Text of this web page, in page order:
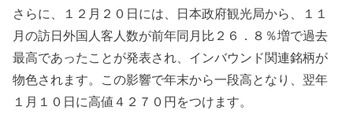
さらに、１２月２０日には、日本政府観光局から、１１
月の訪日外国人客人数が前年同月比２６．８％増で過去
最高であったことが発表され、インバウンド関連銘柄が
物色されます。この影響で年末から一段高となり、翌年
１月１０日に高値４２７０円をつけます。